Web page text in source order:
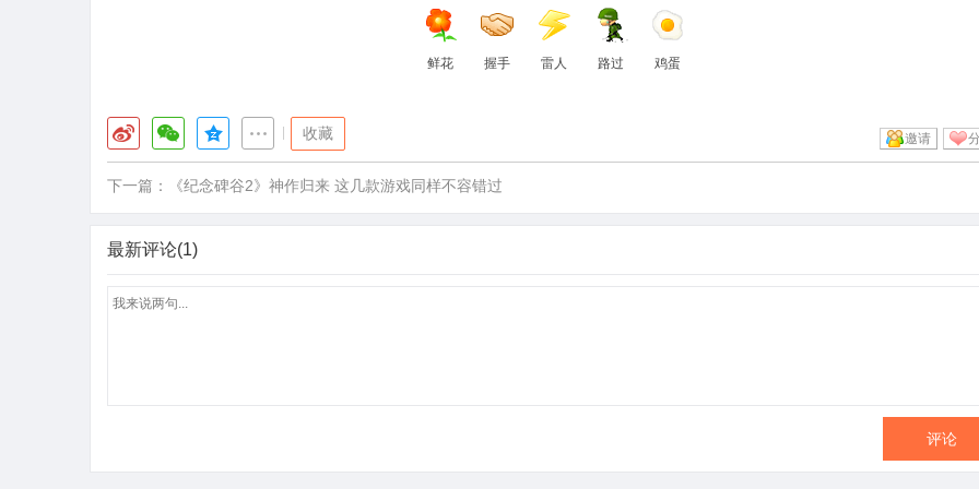
鲜花 握手 雷人 路过 鸡蛋
收藏 邀请
下一篇： 《纪念碑谷2》神作归来 这几款游戏同样不容错过
最新评论(1)
评论